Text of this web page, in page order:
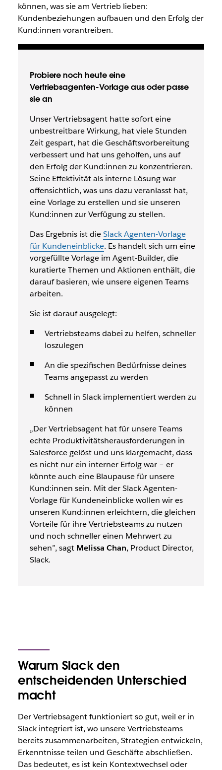
können, was sie am Vertrieb lieben:
Kundenbeziehungen aufbauen und den Erfolg der
Kund:innen vorantreiben.
Probiere noch heute eine
Vertriebsagenten-Vorlage aus oder passe
sie an
Unser Vertriebsagent hatte sofort eine
unbestreitbare Wirkung, hat viele Stunden
Zeit gespart, hat die Geschäftsvorbereitung
verbessert und hat uns geholfen, uns auf
den Erfolg der Kund:innen zu konzentrieren.
Seine Effektivität als interne Lösung war
offensichtlich, was uns dazu veranlasst hat,
eine Vorlage zu erstellen und sie unseren
Kund:innen zur Verfügung zu stellen.
Das Ergebnis ist dieSlack Agenten-Vorlage
für Kundeneinblicke. Es handelt sich um eine
vorgefüllte Vorlage im Agent-Builder, die
kuratierte Themen und Aktionen enthält, die
darauf basieren, wie unsere eigenen Teams
arbeiten.
Sie ist darauf ausgelegt:
Vertriebsteams dabei zu helfen, schneller
loszulegen
An die spezifischen Bedürfnisse deines
Teams angepasst zu werden
Schnell in Slack implementiert werden zu
können
„Der Vertriebsagent hat für unsere Teams
echte Produktivitätsherausforderungen in
Salesforce gelöst und uns klargemacht, dass
es nicht nur ein interner Erfolg war – er
könnte auch eine Blaupause für unsere
Kund:innen sein. Mit der Slack Agenten-
Vorlage für Kundeneinblicke wollen wir es
unseren Kund:innen erleichtern, die gleichen
Vorteile für ihre Vertriebsteams zu nutzen
und noch schneller einen Mehrwert zu
sehen”, sagt Melissa Chan, Product Director,
Slack.
Warum Slack den
entscheidenden Unterschied
macht
Der Vertriebsagent funktioniert so gut, weil er in
Slack integriert ist, wo unsere Vertriebsteams
bereits zusammenarbeiten, Strategien entwickeln,
Erkenntnisse teilen und Geschäfte abschließen.
Das bedeutet, es ist kein Kontextwechsel oder